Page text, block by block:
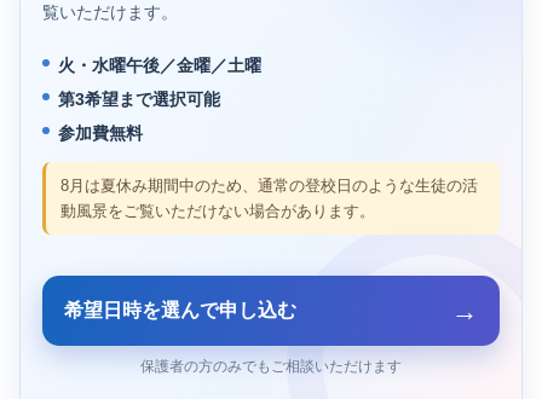
覧いただけます。
火・水曜午後／金曜／土曜
第3希望まで選択可能
参加費無料
8月は夏休み期間中のため、通常の登校日のような生徒の活
動風景をご覧いただけない場合があります。
希望日時を選んで申し込む →
保護者の方のみでもご相談いただけます